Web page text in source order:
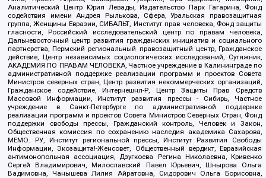
Аналитический Центр Юрия Левады, Издательство Парк Гагарина, Фонд
содействия имени Андрея Рылькова, Сфера, Уральская правозащитная
группа, Женщины Евразии, СИБАЛЬТ, Институт прав человека, Фонд защиты
гласности, Российский исследовательский центр по правам человека,
Дальневосточный центр развития гражданских инициатив и социального
партнерства, Пермский региональный правозащитный центр, Гражданское
действие, Центр независимых социологических исследований, Сутяжник,
АКАДЕМИЯ ПО ПРАВАМ ЧЕЛОВЕКА, Частное учреждение в Калининграде по
административной поддержке реализации программ и проектов Совета
Министров северных стран, Центр развития некоммерческих организаций,
Гражданское содействие, Интернешнл-Р, Центр Защиты Прав Средств
Массовой Информации, Институт развития прессы - Сибирь, Частное
учреждение в Санкт-Петербурге по административной поддержке
реализации программ и проектов Совета Министров Северных Стран, Фонд
поддержки свободы прессы, Гражданский контроль, Человек и Закон,
Общественная комиссия по сохранению наследия академика Сахарова,
МЕМО. РУ, Институт региональной прессы, Институт Развития Свободы
Информации, Экозащита!-Женсовет, Общественный вердикт, Евразийская
антимонопольная ассоциация, Дзугкоева Регина Николаевна, Кривенко
Сергей Владимирович, Милославский Павел Юрьевич, Шнырова Ольга
Вадимовна, Чанышева Лилия Айратовна, Сидорович Ольга Борисовна,